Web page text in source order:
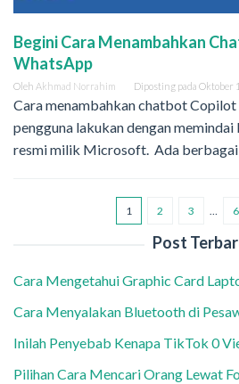
Begini Cara Menambahkan
WhatsApp
Oleh Akhmad Norrahim Diposting pada Oktober
Cara menambahkan chatbot
pengguna lakukan dengan
resmi milik Microsoft. Ada berbagai
1 2 3 6
Post
Cara Mengetahui Graphic Card
Cara Menyalakan Bluetooth di
Inilah Penyebab Kenapa TikTok 0
Pilihan Cara Mencari Orang Lewat